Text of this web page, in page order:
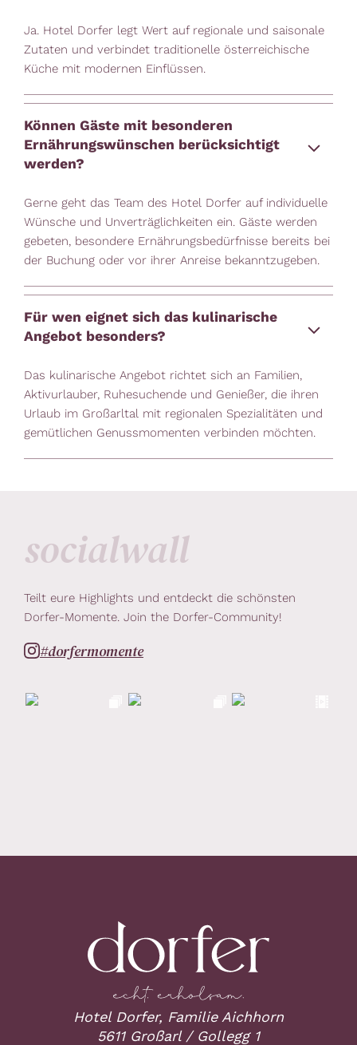
Ja. Hotel Dorfer legt Wert auf regionale und saisonale
Zutaten und verbindet traditionelle österreichische
Küche mit modernen Einflüssen.
Können Gäste mit besonderen
Ernährungswünschen berücksichtigt
werden?
Gerne geht das Team des Hotel Dorfer auf individuelle
Wünsche und Unverträglichkeiten ein. Gäste werden
gebeten, besondere Ernährungsbedürfnisse bereits bei
der Buchung oder vor ihrer Anreise bekanntzugeben.
Für wen eignet sich das kulinarische
Angebot besonders?
Das kulinarische Angebot richtet sich an Familien,
Aktivurlauber, Ruhesuchende und Genießer, die ihren
Urlaub im Großarltal mit regionalen Spezialitäten und
gemütlichen Genussmomenten verbinden möchten.
socialwall
Teilt eure Highlights und entdeckt die schönsten
Dorfer-Momente. Join the Dorfer-Community!
#dorfermomente
Hotel Dorfer, Familie Aichhorn
5611 Großarl / Gollegg 1